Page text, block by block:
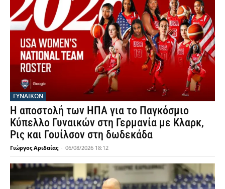
ΓΥΝΑΙΚΩΝ
Η αποστολή των ΗΠΑ για το Παγκόσμιο
Κύπελλο Γυναικών στη Γερμανία με Κλαρκ,
Ρις και Γουίλσον στη δωδεκάδα
Γιώργος Αριδαίας - 06/08/2026 18:12